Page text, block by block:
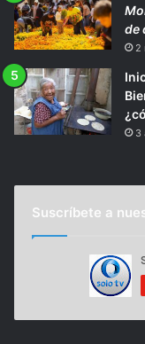
de
2
3
Suscríbete a